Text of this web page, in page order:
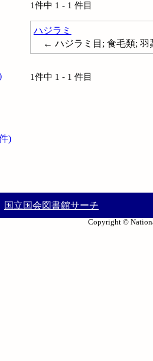
)
1件中 1 - 1 件目
ハジラミ
← ハジラミ目; 食毛類; 羽
1件中 1 - 1 件目
国立国会図書館サーチ
Copyright ©